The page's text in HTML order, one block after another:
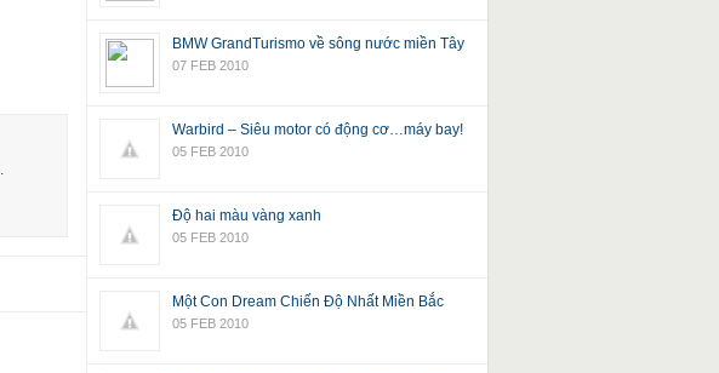
BMW GrandTurismo về sông nước miền Tây
07 FEB 2010
Warbird – Siêu motor có động cơ…máy bay!
05 FEB 2010
Độ hai màu vàng xanh
05 FEB 2010
Một Con Dream Chiến Độ Nhất Miền Bắc
05 FEB 2010